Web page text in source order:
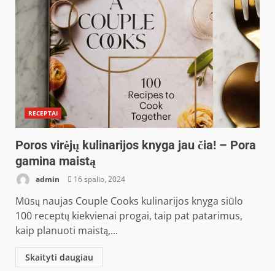
RECEPTAI
Poros virėjų kulinarijos knyga jau čia! – Pora
gamina maistą
admin 16 spalio, 2024
Mūsų naujas Couple Cooks kulinarijos knyga siūlo
100 receptų kiekvienai progai, taip pat patarimus,
kaip planuoti maistą,...
Skaityti daugiau